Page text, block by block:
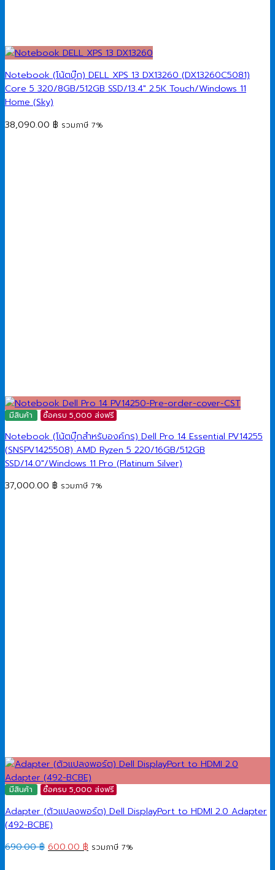
Notebook (โน้ตบุ๊ก) DELL XPS 13 DX13260 (DX13260C5081)
Core 5 320/8GB/512GB SSD/13.4″ 2.5K Touch/Windows 11
Home (Sky)
38,090.00 ฿ รวมภาษี 7%
มีสินค้า ซื้อครบ 5,000 ส่งฟรี
Notebook (โน้ตบุ๊กสำหรับองค์กร) Dell Pro 14 Essential PV14255
(SNSPV1425508) AMD Ryzen 5 220/16GB/512GB
SSD/14.0″/Windows 11 Pro (Platinum Silver)
37,000.00 ฿ รวมภาษี 7%
มีสินค้า ซื้อครบ 5,000 ส่งฟรี
Adapter (ตัวแปลงพอร์ต) Dell DisplayPort to HDMI 2.0 Adapter
(492-BCBE)
690.00฿ Original
600.00 ฿ Current
รวมภาษี 7%